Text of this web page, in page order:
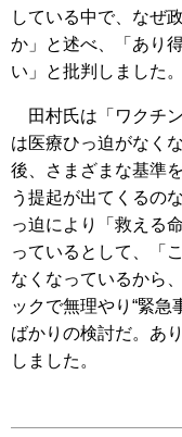
している中で、なぜ
か」と述べ、「あり
い」と批判しました。
田村氏は「ワクチ
は医療ひっ迫がなく
後、さまざまな基準
う提起が出てくるの
っ迫により「救える
っているとして、「
なくなっているから
ックで無理やり“緊急
ばかりの検討だ。あ
しました。